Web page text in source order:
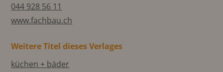
044 928 56 11
www.fachbau.ch
Weitere Titel dieses Verlages
küchen + bäder